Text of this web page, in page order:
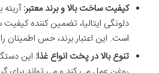
کیفیت ساخت بالا و برند معتبر:
دلونگی ایتالیا، تضمین کننده
است. این اعتبار برند، حس اطمینان
تنوع بالا در پخت انواع غذا: این